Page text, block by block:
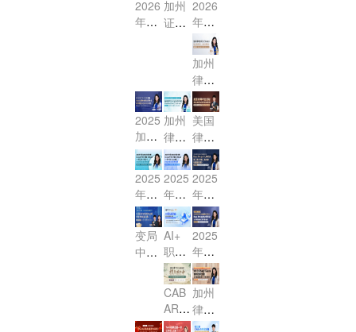
邦法
MBE
行中-
MBE
验课
行中
- MB
E合
同法
限时
体验
课！
冲刺
班火
E民
诉法
限时
体验
课！
冲刺
班开
制你
还有
4次
机
会！
终极
冲
刺，
最后
2周
必做
事
项！
2026
年2
冲刺
- 联
邦法
MBE
提分
大揭
秘！
加州
证据
e）
核心
考点
冲刺
课，
助力
2026
年2
月加
州律
考！
2026
年2
月美
国加
州律
师CA
BAR
考试
专享
会
加州
律考
信托
法
（Tr
ust
s）
核心
考点
精
讲，
攻克
高频
难点
2025
加州
律考
代理
与合
伙法
精
讲：
Sere
频考
加州
律考
公司
法高
效突
破：
中美
执业
讲师
带你
直击
核
心，
美国
律师
考试
探
秘：
拿证
流程
与备
考高
效路
径
2025
年7
月考
期大
冲刺
Essa
器
2025
年7
月考
期大
冲刺
Essa
y & P
T守
分利
器
2025
年CA
BAR
火热
报名
中 R
eal P
roper
ty物
权法
变局
中的
全球
AI+
职业
赋
能：
涉外
法律
2025
年CA
BAR
报名
开始
啦！
CAB
AR报
名进
加州
律考
MBE